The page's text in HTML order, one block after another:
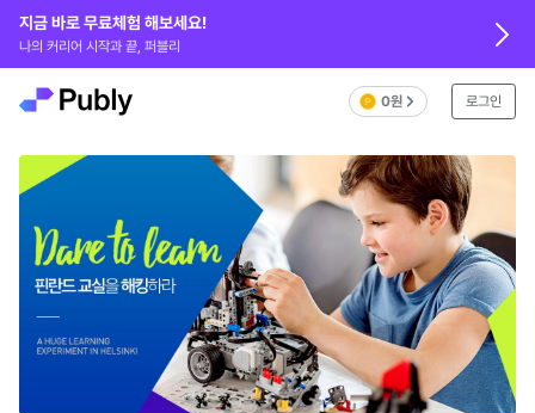
0원 로그인
지금 바로 무료체험 해보세요!
나의 커리어 시작과 끝, 퍼블리